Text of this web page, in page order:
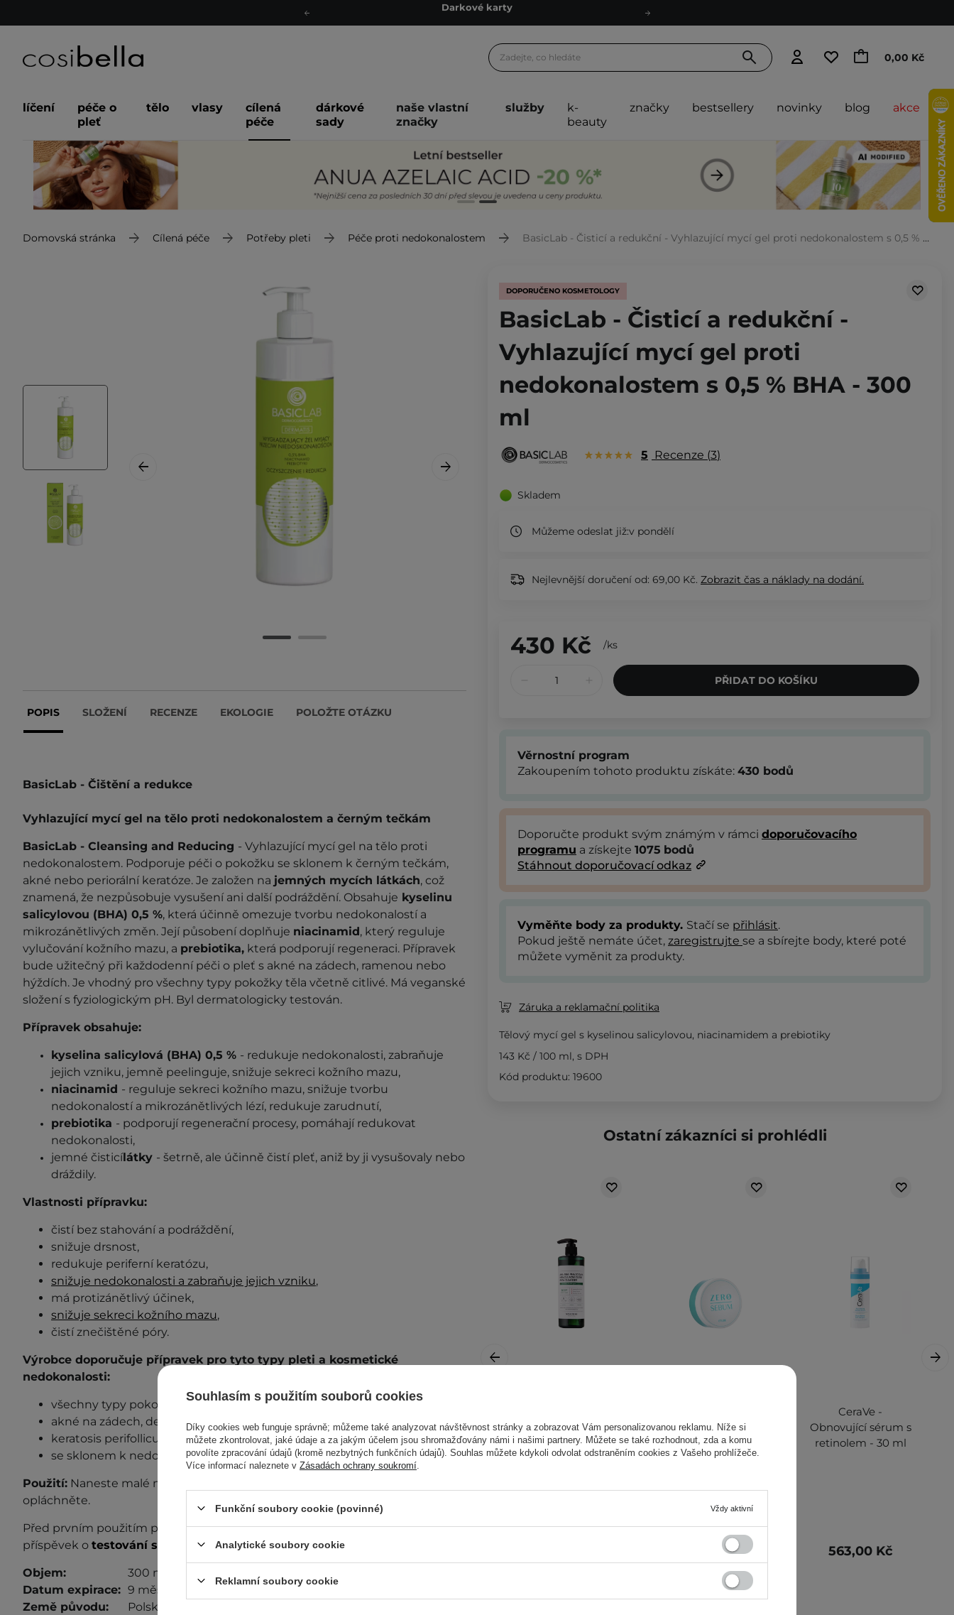
Ekologické balení
Odeslání do 24 hod.
Ekologické balení
0,00 Kč
líčení
péče o
pleť
tělo vlasy
cílená
péče
dárkové
sady
naše vlastní
značky
služby
k-
beauty
značky bestsellery novinky blog akce
Domovská stránka Cílená péče Potřeby pleti Péče proti nedokonalostem BasicLab - Čisticí a redukční - Vyhlazující mycí gel proti nedokonalostem s 0,5 % BHA - 300 ml
POPIS SLOŽENÍ RECENZE EKOLOGIE POLOŽTE OTÁZKU
BasicLab - Čištění a redukce
Vyhlazující mycí gel na tělo proti nedokonalostem a černým tečkám
BasicLab - Cleansing and Reducing - Vyhlazující mycí gel na tělo proti
nedokonalostem. Podporuje péči o pokožku se sklonem k černým tečkám,
akné nebo periorální keratóze. Je založen na jemných mycích látkách, což
znamená, že nezpůsobuje vysušení ani další podráždění. Obsahuje kyselinu
salicylovou (BHA) 0,5 %, která účinně omezuje tvorbu nedokonalostí a
mikrozánětlivých změn. Její působení doplňuje niacinamid, který reguluje
vylučování kožního mazu, a prebiotika, která podporují regeneraci. Přípravek
bude užitečný při každodenní péči o pleť s akné na zádech, ramenou nebo
hýždích. Je vhodný pro všechny typy pokožky těla včetně citlivé. Má veganské
složení s fyziologickým pH. Byl dermatologicky testován.
Přípravek obsahuje:
kyselina salicylová (BHA) 0,5 % - redukuje nedokonalosti, zabraňuje
jejich vzniku, jemně peelinguje, snižuje sekreci kožního mazu,
niacinamid - reguluje sekreci kožního mazu, snižuje tvorbu
nedokonalostí a mikrozánětlivých lézí, redukuje zarudnutí,
prebiotika - podporují regenerační procesy, pomáhají redukovat
nedokonalosti,
jemné čisticílátky - šetrně, ale účinně čistí pleť, aniž by ji vysušovaly nebo
dráždily.
Vlastnosti přípravku:
čistí bez stahování a podráždění,
snižuje drsnost,
redukuje periferní keratózu,
snižuje nedokonalosti a zabraňuje jejich vzniku,
má protizánětlivý účinek,
snižuje sekreci kožního mazu,
čistí znečištěné póry.
Výrobce doporučuje přípravek pro tyto typy pleti a kosmetické
nedokonalosti:
všechny typy pokožky těla, včetně mastné a citlivé pleti,
akné na zádech, dekoltu, hýždích
keratosis perifolliculata,
se sklonem k nedokonalostem a ucpaným pórům.
Použití: Naneste malé množství gelu na tělo, důkladně rozetřete a poté
opláchněte.
Před prvním použitím proveďte test senzibilizace. Podívejte se na náš
příspěvek o testování senzibilizace, kde se dozvíte více.
Objem:
300 ml
Datum expirace: 9 měsíců od otevření.
Země původu:
Polsko.
DOPORUČENO KOSMETOLOGY
BasicLab - Čisticí a redukční -
Vyhlazující mycí gel proti
nedokonalostem s 0,5 % BHA - 300
ml
5 Recenze 3
Skladem
Můžeme odeslat již:v pondělí
Nejlevnější doručení od: 69,00 Kč. Zobrazit čas a náklady na dodání.
430 Kč /ks
PŘIDAT DO KOŠÍKU
Věrnostní program
Zakoupením tohoto produktu získáte: 430 bodů
Doporučte produkt svým známým v rámci doporučovacího
programu a získejte 1075 bodů
Stáhnout doporučovací odkaz
Vyměňte body za produkty. Stačí se přihlásit.
Pokud ještě nemáte účet, zaregistrujte se a sbírejte body, které poté
můžete vyměnit za produkty.
Záruka a reklamační politika
Tělový mycí gel s kyselinou salicylovou, niacinamidem a prebiotiky
143 Kč / 100 ml, s DPH
Kód produktu: 19600
Ostatní zákazníci si prohlédli
BHA PHA 30 Days -
Miracle Clear Body
Cleanser -
obsahem kyselin -
Sebum Drying
Powder - Minerální
sypký pudr - 6 g
180,00 Kč
CeraVe -
Obnovující sérum s
retinolem - 30 ml
563,00 Kč
Souhlasím s použitím souborů cookies
Díky cookies web funguje správně; můžeme také analyzovat návštěvnost stránky a zobrazovat Vám personalizovanou reklamu. Níže si
můžete zkontrolovat, jaké údaje a za jakým účelem jsou shromažďovány námi i našimi partnery. Můžete se také rozhodnout, zda a komu
povolíte zpracování údajů (kromě nezbytných funkčních údajů). Souhlas můžete kdykoli odvolat odstraněním cookies z Vašeho prohlížeče.
Více informací naleznete v Zásadách ochrany soukromí
Funkční soubory cookie (povinné) Vždy aktivní
Analytické soubory cookie
Reklamní soubory cookie